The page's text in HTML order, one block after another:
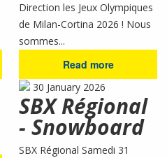
Direction les Jeux Olympiques
de Milan-Cortina 2026 ! Nous
sommes...
Read more
30 January 2026
SBX Régional
- Snowboard
SBX Régional Samedi 31